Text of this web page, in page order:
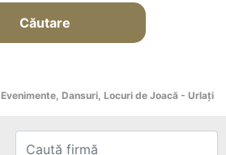
Căutare
Evenimente, Dansuri, Locuri de Joacă - Urlaţi